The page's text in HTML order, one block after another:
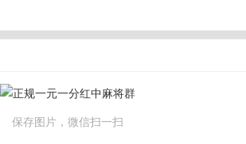
保存图片，微信扫一扫